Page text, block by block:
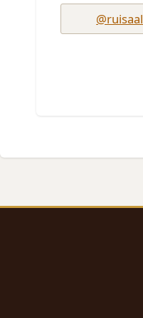
@ruisaal